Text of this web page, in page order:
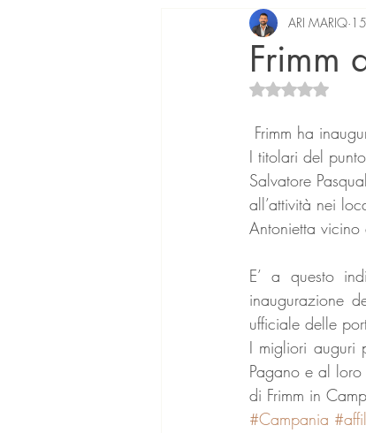
Frimm
ARI MARIQ
Valutazione
Frimm ha
I titolari del
Salvatore
all’attività nei
Antonietta
E’ a questo
inaugurazione
ufficiale delle
I migliori auguri
Pagano e al
di Frimm in
#Campania